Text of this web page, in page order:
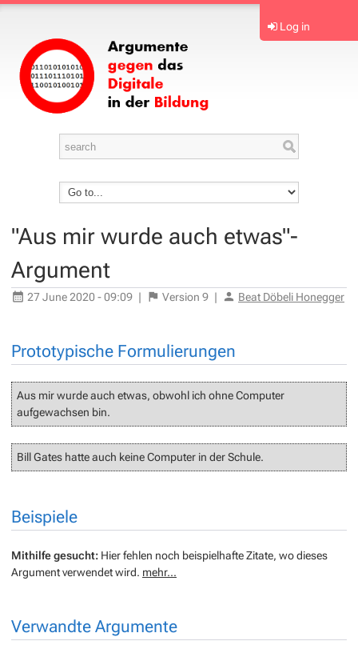
Log in
"Aus mir wurde auch etwas"-
Argument
27 June 2020 - 09:09 | Version 9 | Beat Döbeli Honegger
Prototypische Formulierungen
Aus mir wurde auch etwas, obwohl ich ohne Computer
aufgewachsen bin.
Bill Gates hatte auch keine Computer in der Schule.
Beispiele
Mithilfe gesucht: Hier fehlen noch beispielhafte Zitate, wo dieses
Argument verwendet wird. mehr...
Verwandte Argumente